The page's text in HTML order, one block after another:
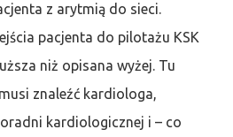
z arytmią do sieci.
pacjenta do pilotażu KSK
niż opisana wyżej. Tu
znaleźć kardiologa,
kardiologicznej i – co